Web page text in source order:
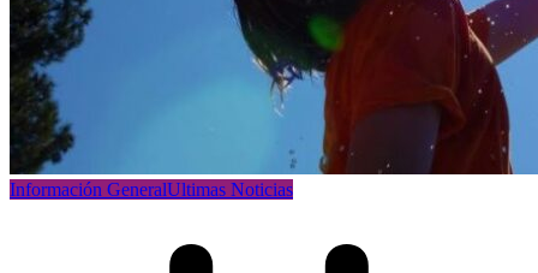
Información GeneralUltimas Noticias